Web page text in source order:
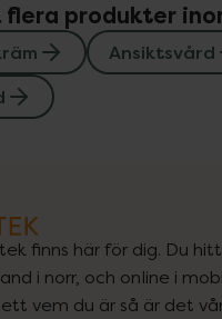
flera produkter
Ansiktsvård
finns här för dig. Du
i norr, och online i
vem du är så är det